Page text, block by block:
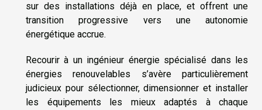
sur des installations déjà en place, et offrent une
transition progressive vers une autonomie
énergétique accrue.
Recourir à un ingénieur énergie spécialisé dans les
énergies renouvelables s’avère particulièrement
judicieux pour sélectionner, dimensionner et installer
les équipements les mieux adaptés à chaque